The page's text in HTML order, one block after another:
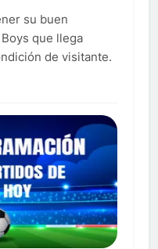
su buen
que llega
de visitante.